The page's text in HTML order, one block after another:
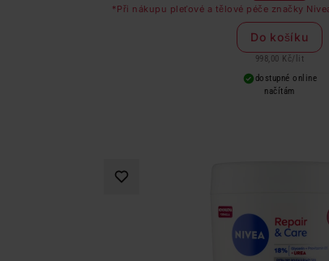
*Při nákupu pleťové a tělové péče značky
249 Kč dostanete odličovač
Do košíku
998,00 Kč/ lit
dostupné online
načítám